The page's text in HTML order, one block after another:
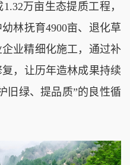
万亩生态提质工程，
林抚育4900亩、退化草
业精细化施工，通过补
，让历年造林成果持续
旧绿、提品质”的良性循